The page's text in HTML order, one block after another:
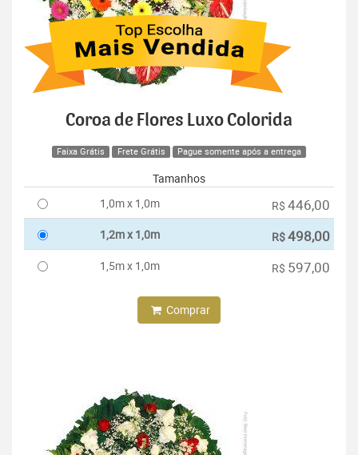
Coroa de Flores Luxo Colorida
Faixa Grátis Frete Grátis Pague somente após a entrega
Tamanhos
1,0m x 1,0m
R$ 446,00
1,2m x 1,0m R$498,00
1,5m x 1,0m R$ 597,00
Comprar